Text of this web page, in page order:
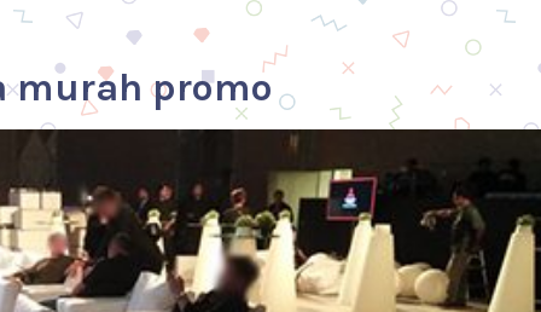
murah promo